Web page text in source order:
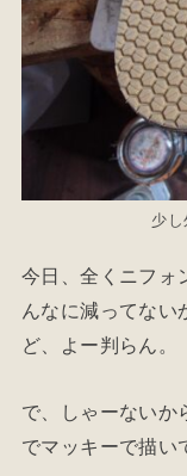
少し
今日、全くニフォ
んなに減ってない
ど、よー判らん。
で、しゃーないか
でマッキーで描い